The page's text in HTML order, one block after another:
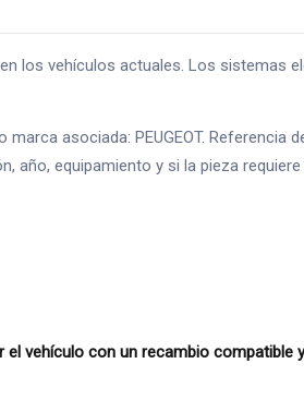
en los vehículos actuales. Los sistemas
asociada: PEUGEOT. Referencia
año, equipamiento y si la pieza
el vehículo con un recambio compatible